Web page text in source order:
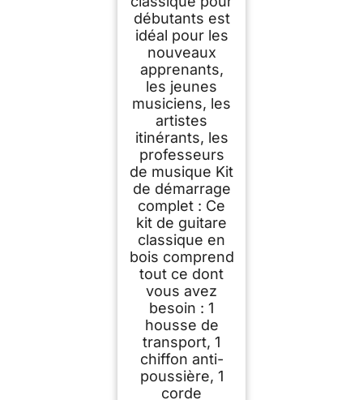
débutants est
idéal pour les
nouveaux
apprenants,
les jeunes
musiciens, les
artistes
itinérants, les
professeurs
de musique Kit
de démarrage
complet : Ce
kit de guitare
classique en
bois comprend
tout ce dont
vous avez
besoin : 1
housse de
transport, 1
chiffon anti-
poussière, 1
corde